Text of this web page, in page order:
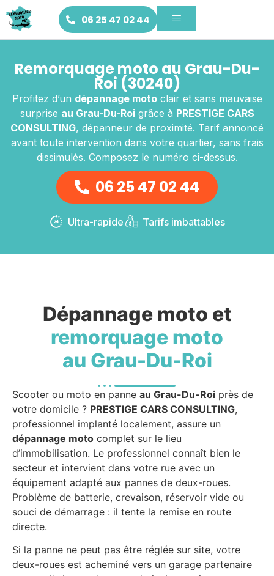
06 25 47 02 44
Remorquage moto au Grau-Du-
Roi (30240)
Profitez d’un dépannage motoclair et sans mauvaise
surprise au Grau-Du-Roigrâce à PRESTIGE CARS
CONSULTING, dépanneur de proximité. Tarif annoncé
avant toute intervention dans votre quartier, sans frais
dissimulés. Composez le numéro ci-dessus.
06 25 47 02 44
Ultra-rapide Tarifs imbattables
Dépannage moto et
remorquage moto
au Grau-Du-Roi
Scooter ou moto en panne au Grau-Du-Roi près de
votre domicile ? PRESTIGE CARS CONSULTING,
professionnel implanté localement, assure un
dépannage moto complet sur le lieu
d’immobilisation. Le professionnel connaît bien le
secteur et intervient dans votre rue avec un
équipement adapté aux pannes de deux-roues.
Problème de batterie, crevaison, réservoir vide ou
souci de démarrage : il tente la remise en route
directe.
Si la panne ne peut pas être réglée sur site, votre
deux-roues est acheminé vers un garage partenaire